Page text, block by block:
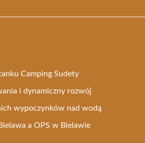
Camping Sudety
i dynamiczny rozwój
wypoczynków nad wodą
a OPS w Bielawie